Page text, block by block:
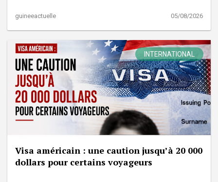
guineeactuelle 05/08/2026
INTERNATIONAL
Visa américain : une caution jusqu’à 20 000
dollars pour certains voyageurs